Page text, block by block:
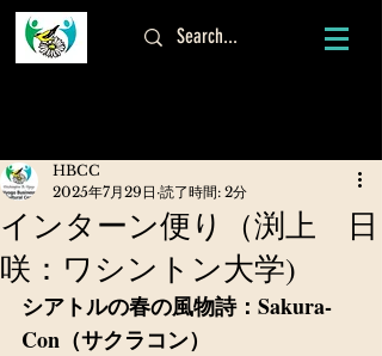
インターン便り（渕上 日
咲：ワシントン大学)
HBCC
2025年7月29日 読了時間: 2分
シアトルの春の風物詩：Sakura-
Con（サクラコン）